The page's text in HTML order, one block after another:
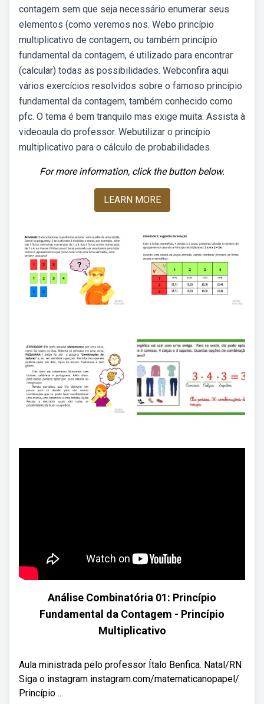
contagem sem que seja necessário enumerar seus
elementos (como veremos nos. Webo princípio
multiplicativo de contagem, ou também princípio
fundamental da contagem, é utilizado para encontrar
(calcular) todas as possibilidades. Webconfira aqui
vários exercícios resolvidos sobre o famoso princípio
fundamental da contagem, também conhecido como
pfc. O tema é bem tranquilo mas exige muita. Assista à
videoaula do professor. Webutilizar o princípio
multiplicativo para o cálculo de probabilidades.
For more information, click the button below.
LEARN MORE
Análise Combinatória 01: Princípio
Fundamental da Contagem - Princípio
Multiplicativo
Aula ministrada pelo professor Ítalo Benfica. Natal/RN
Siga o instagram instagram.com/matematicanopapel/
Princípio ...